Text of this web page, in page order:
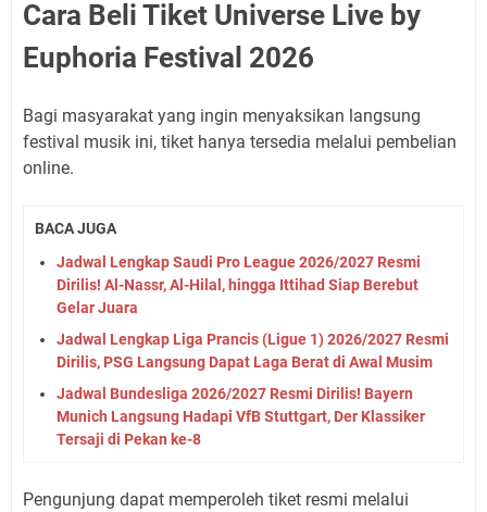
Cara Beli Tiket Universe Live by
Euphoria Festival 2026
Bagi masyarakat yang ingin menyaksikan langsung
festival musik ini, tiket hanya tersedia melalui pembelian
online.
BACA JUGA
Jadwal Lengkap Saudi Pro League 2026/2027 Resmi
Dirilis! Al-Nassr, Al-Hilal, hingga Ittihad Siap Berebut
Gelar Juara
Jadwal Lengkap Liga Prancis (Ligue 1) 2026/2027 Resmi
Dirilis, PSG Langsung Dapat Laga Berat di Awal Musim
Jadwal Bundesliga 2026/2027 Resmi Dirilis! Bayern
Munich Langsung Hadapi VfB Stuttgart, Der Klassiker
Tersaji di Pekan ke-8
Pengunjung dapat memperoleh tiket resmi melalui